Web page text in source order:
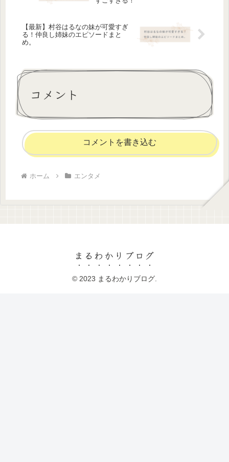
【最新】村谷はるなの妹が可愛すぎ
る！仲良し姉妹のエピソードまと
め。
コメント
コメントを書き込む
ホーム エンタメ
まるわかりブログ
© 2023 まるわかりブログ.